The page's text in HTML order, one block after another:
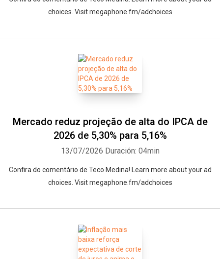
choices. Visit megaphone.fm/adchoices
Mercado reduz projeção de alta do IPCA de
2026 de 5,30% para 5,16%
13/07/2026 Duración: 04min
Confira do comentário de Teco Medina! Learn more about your ad
choices. Visit megaphone.fm/adchoices